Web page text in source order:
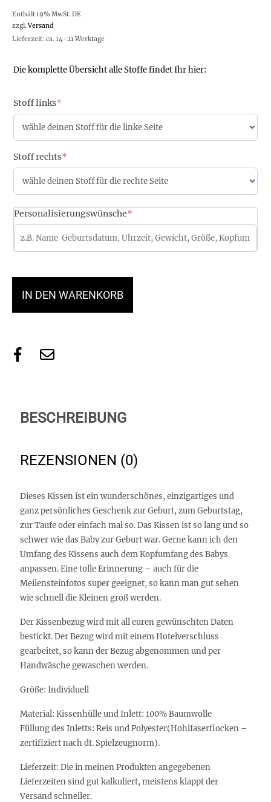
Enthält 19% MwSt. DE
zzgl.Versand
Lieferzeit: ca. 14-21 Werktage
Die komplette Übersicht alle Stoffe findet Ihr hier:
Stoff links*
Stoff rechts*
Personalisierungswünsche*
IN DEN WARENKORB
BESCHREIBUNG
REZENSIONEN (0)
Dieses Kissen ist ein wunderschönes, einzigartiges und
ganz persönliches Geschenk zur Geburt, zum Geburtstag,
zur Taufe oder einfach mal so. Das Kissen ist so lang und so
schwer wie das Baby zur Geburt war. Gerne kann ich den
Umfang des Kissens auch dem Kopfumfang des Babys
anpassen. Eine tolle Erinnerung – auch für die
Meilensteinfotos super geeignet, so kann man gut sehen
wie schnell die Kleinen groß werden.
Der Kissenbezug wird mit all euren gewünschten Daten
bestickt. Der Bezug wird mit einem Hotelverschluss
gearbeitet, so kann der Bezug abgenommen und per
Handwäsche gewaschen werden.
Größe: Individuell
Material: Kissenhülle und Inlett: 100% Baumwolle
Füllung des Inletts: Reis und Polyester(Hohlfaserflocken –
zertifiziert nach dt. Spielzeugnorm).
Lieferzeit: Die in meinen Produkten angegebenen
Lieferzeiten sind gut kalkuliert, meistens klappt der
Versand schneller.